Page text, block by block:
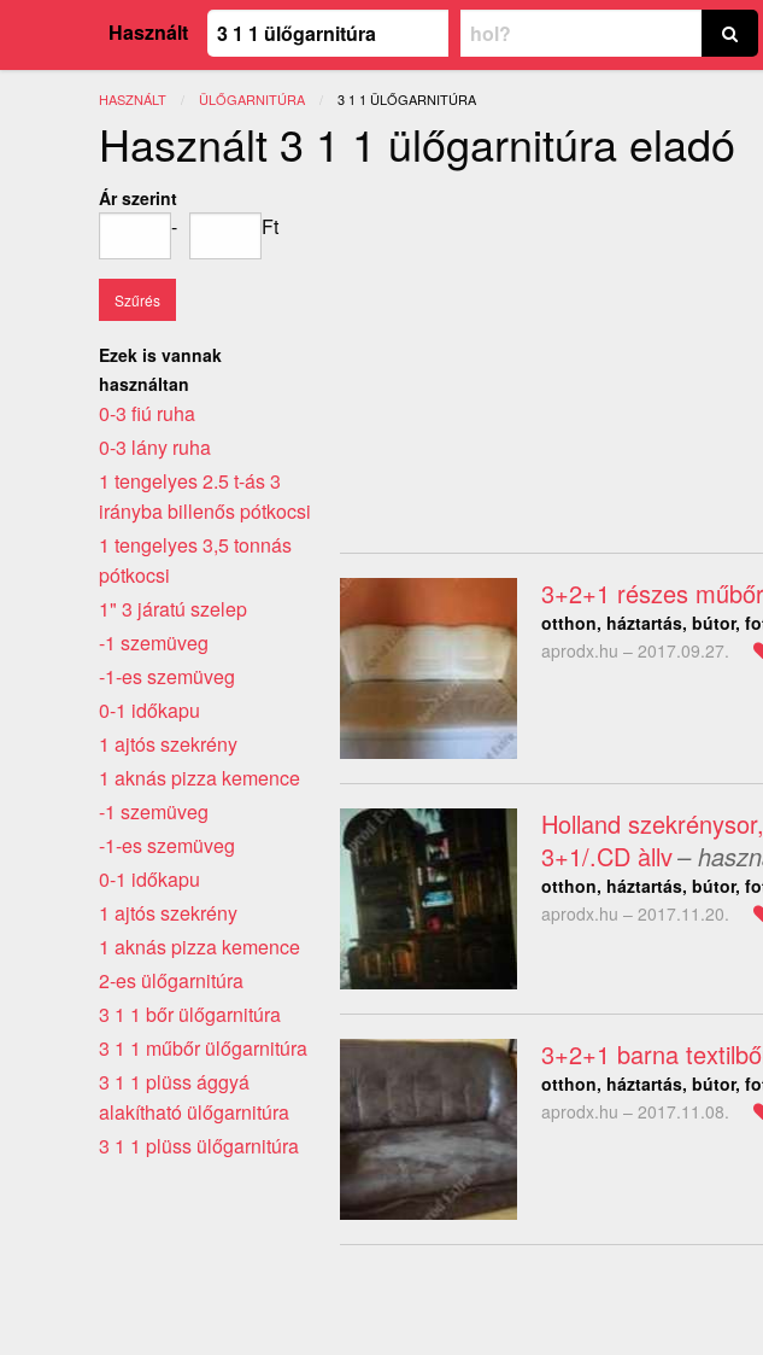
Használt
HASZNÁLT ÜLŐGARNITÚRA JELENLEGI:
3 1 1 ÜLŐGARNITÚRA
Használt 3 1 1 ülőgarnitúra eladó
3+2+1 részes
otthon, háztartás, bútor,
aprodx.hu – 2017.09.27.
Holland
3+1/.CD àllv–
otthon, háztartás, bútor,
aprodx.hu – 2017.11.20.
3+2+1 barna
otthon, háztartás, bútor,
aprodx.hu – 2017.11.08.
Ár szerint
- Ft
Ezek is vannak
használtan
0-3 fiú ruha
0-3 lány ruha
1 tengelyes 2.5 t-ás 3
irányba billenős pótkocsi
1 tengelyes 3,5 tonnás
pótkocsi
1" 3 járatú szelep
-1 szemüveg
-1-es szemüveg
0-1 időkapu
1 ajtós szekrény
1 aknás pizza kemence
-1 szemüveg
-1-es szemüveg
0-1 időkapu
1 ajtós szekrény
1 aknás pizza kemence
2-es ülőgarnitúra
3 1 1 bőr ülőgarnitúra
3 1 1 műbőr ülőgarnitúra
3 1 1 plüss ággyá
alakítható ülőgarnitúra
3 1 1 plüss ülőgarnitúra